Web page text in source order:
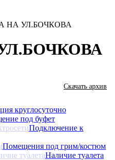
НА УЛ.БОЧКОВА
Скачать архив
круглосуточно
под буфет
Подключение к
Помещения под грим/костюм
Наличие туалета